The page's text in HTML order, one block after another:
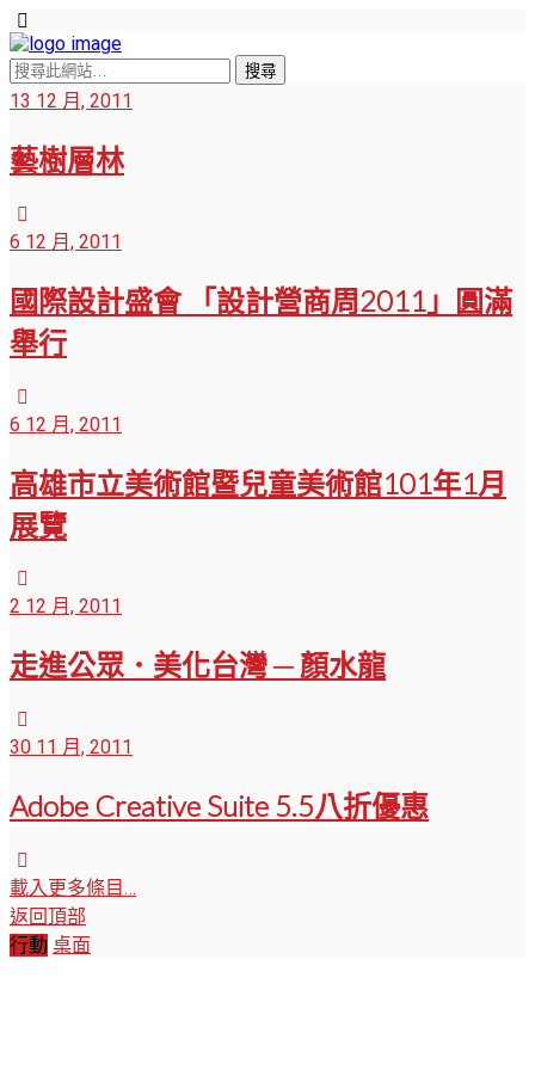
13 12 月, 2011
藝樹層林
6 12 月, 2011
國際設計盛會 「設計營商周2011」圓滿
舉行
6 12 月, 2011
高雄市立美術館暨兒童美術館101年1月
展覽
2 12 月, 2011
走進公眾．美化台灣 ─ 顏水龍
30 11 月, 2011
Adobe Creative Suite 5.5八折優惠
載入更多條目…
返回頂部
行動 桌面